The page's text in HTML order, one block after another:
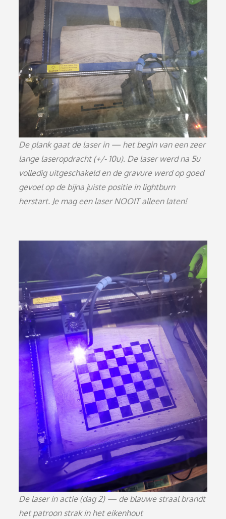
De plank gaat de laser in — het begin van een zeer
lange laseropdracht (+/- 10u). De laser werd na 5u
volledig uitgeschakeld en de gravure werd op goed
gevoel op de bijna juiste positie in lightburn
herstart. Je mag een laser NOOIT alleen laten!
De laser in actie (dag 2) — de blauwe straal brandt
het patroon strak in het eikenhout